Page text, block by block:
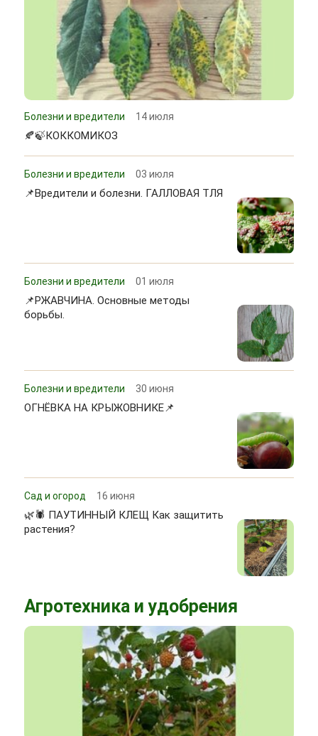
Болезни и вредители 14 июля
🍂🍃КОККОМИКОЗ
Болезни и вредители 03 июля
📌Вредители и болезни. ГАЛЛОВАЯ ТЛЯ
Болезни и вредители 01 июля
📌РЖАВЧИНА. Основные методы
борьбы.
Болезни и вредители 30 июня
ОГНЁВКА НА КРЫЖОВНИКЕ📌
Сад и огород 16 июня
🌿🕷 ПАУТИННЫЙ КЛЕЩ Как защитить
растения?
Агротехника и удобрения